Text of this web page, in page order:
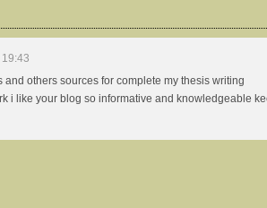
others sources for complete my thesis writing
i like your blog so informative and knowledgeable